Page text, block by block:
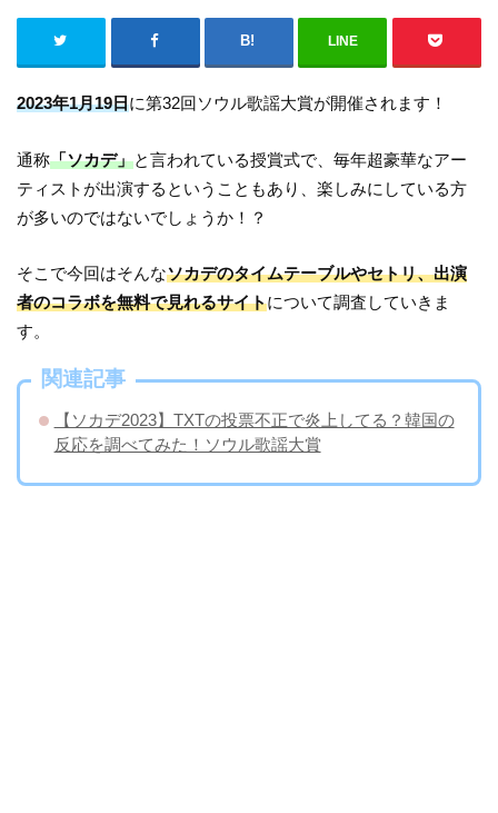
LINE
2023年1月19日に第32回ソウル歌謡大賞が開催されます！
通称「ソカデ」と言われている授賞式で、毎年超豪華なアー
ティストが出演するということもあり、楽しみにしている方
が多いのではないでしょうか！？
そこで今回はそんなソカデのタイムテーブルやセトリ、出演
者のコラボを無料で見れるサイトについて調査していきま
す。
関連記事
【ソカデ2023】TXTの投票不正で炎上してる？韓国の
反応を調べてみた！ソウル歌謡大賞